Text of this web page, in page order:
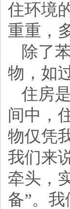
住环境
重重，
除了
物，如
住房
间中，
物仅凭
我们来
牵头，
备”。